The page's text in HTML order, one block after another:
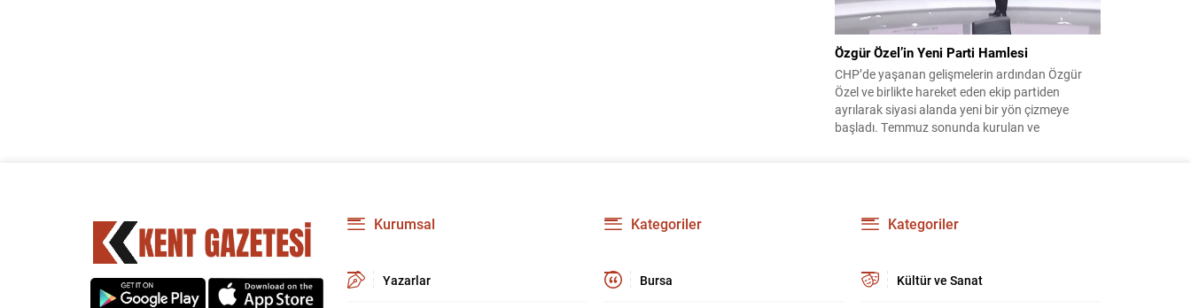
Özgür Özel’in Yeni Parti Hamlesi
CHP’de yaşanan gelişmelerin ardından Özgür
Özel ve birlikte hareket eden ekip partiden
ayrılarak siyasi alanda yeni bir yön çizmeye
başladı. Temmuz sonunda kurulan ve
bulduğu iddiaları gündemi...
Kurumsal
Yazarlar
Kategoriler
Bursa
Kategoriler
Kültür ve Sanat